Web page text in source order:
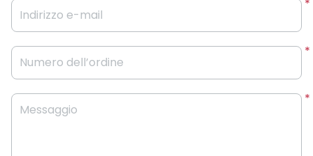
Indirizzo e-mail
Numero dell’ordine
Messaggio